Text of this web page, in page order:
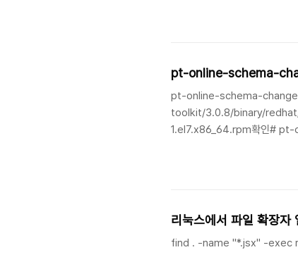
pt-online-schema-
pt-online-schema-
toolkit/3.0.8/binary/
1.el7.x86_64.rpm확인# pt-
리눅스에서 파일 확장자
find . -name "*.jsx" -exec